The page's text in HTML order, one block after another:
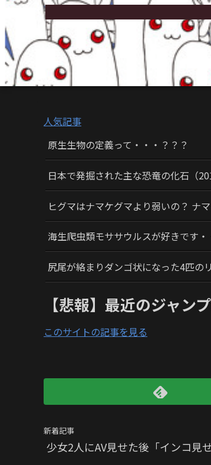
人気記事
原生生物の定義って・・・？？？
日本で発掘された主な恐竜の化石（
ヒグマはナマケグマより弱いの？ ナ
海生爬虫類モササウルスが好きです
尻尾が絡まりダンゴ状になった4匹の
【悲報】最近のジャン
このサイトの記事を見る
新着記事
少女2人にAV見せた後「インコ